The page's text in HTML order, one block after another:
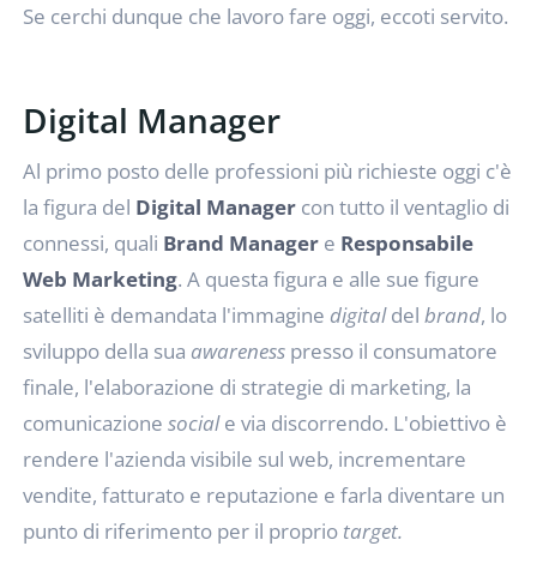
Se cerchi dunque che lavoro fare oggi, eccoti servito.
Digital Manager
Al primo posto delle professioni più richieste oggi c'è
la figura del Digital Manager con tutto il ventaglio di
connessi, quali Brand Manager e Responsabile
Web Marketing. A questa figura e alle sue figure
satelliti è demandata l'immagine digitaldelbrand, lo
sviluppo della sua awareness presso il consumatore
finale, l'elaborazione di strategie di marketing, la
comunicazionesociale via discorrendo. L'obiettivo è
rendere l'azienda visibile sul web, incrementare
vendite, fatturato e reputazione e farla diventare un
punto di riferimento per il proprio target.